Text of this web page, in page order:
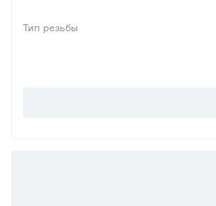
Тип резьбы